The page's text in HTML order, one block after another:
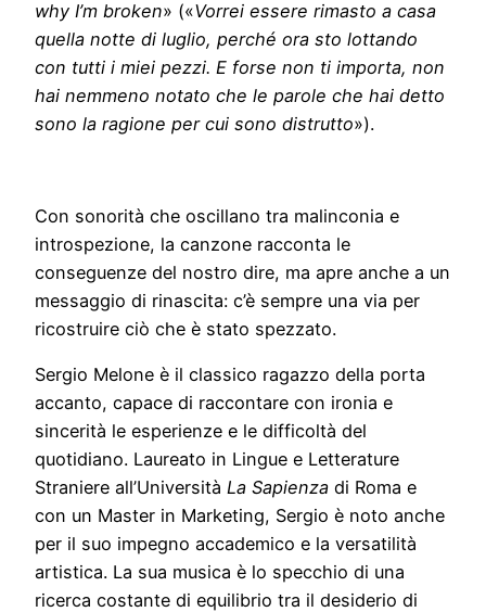
why I’m broken» («Vorrei essere rimasto a casa
quella notte di luglio, perché ora sto lottando
con tutti i miei pezzi. E forse non ti importa, non
hai nemmeno notato che le parole che hai detto
sono la ragione per cui sono distrutto»).
Con sonorità che oscillano tra malinconia e
introspezione, la canzone racconta le
conseguenze del nostro dire, ma apre anche a un
messaggio di rinascita: c’è sempre una via per
ricostruire ciò che è stato spezzato.
Sergio Melone è il classico ragazzo della porta
accanto, capace di raccontare con ironia e
sincerità le esperienze e le difficoltà del
quotidiano. Laureato in Lingue e Letterature
Straniere all’Università La Sapienza di Roma e
con un Master in Marketing, Sergio è noto anche
per il suo impegno accademico e la versatilità
artistica. La sua musica è lo specchio di una
ricerca costante di equilibrio tra il desiderio di